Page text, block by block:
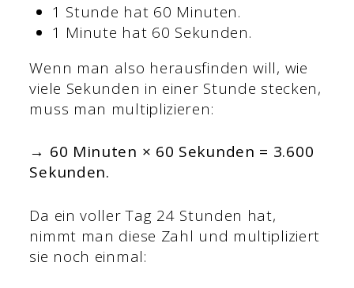
1 Stunde hat 60 Minuten.
1 Minute hat 60 Sekunden.
Wenn man also herausfinden will, wie
viele Sekunden in einer Stunde stecken,
muss man multiplizieren:
→ 60 Minuten × 60 Sekunden = 3.600
Sekunden.
Da ein voller Tag 24 Stunden hat,
nimmt man diese Zahl und multipliziert
sie noch einmal: